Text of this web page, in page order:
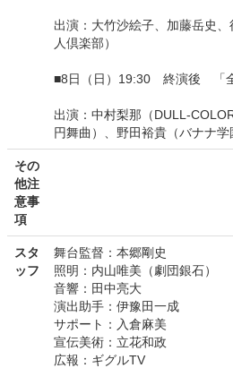
出演：大竹沙絵子、加藤岳史
人倶楽部）
■8日（日）19:30 終演後
出演：中村梨那（DULL-
円舞曲）、野田裕貴（バナナ学
その
他注
意事
項
スタ
ッフ
舞台監督：本郷剛史
照明：内山唯美（劇団銀石）
音響：田中亮大
演出助手：伊豫田一成
サポート：入倉麻美
宣伝美術：立花和政
広報：ギグルTV